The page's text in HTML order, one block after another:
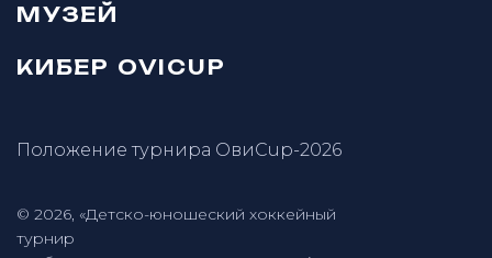
МУЗЕЙ
КИБЕР OVICUP
Положение турнира ОвиCup-2026
© 2026, «Детско-юношеский хоккейный
турнир